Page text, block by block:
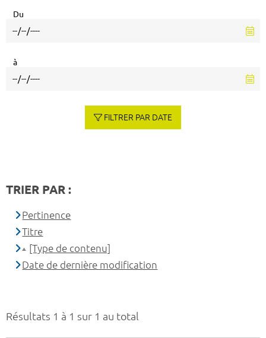
Résultats 1 à 1 sur 1 au total
Du
à
FILTRER PAR DATE
TRIER PAR :
Pertinence
Titre
[Type de contenu]
Date de dernière modification